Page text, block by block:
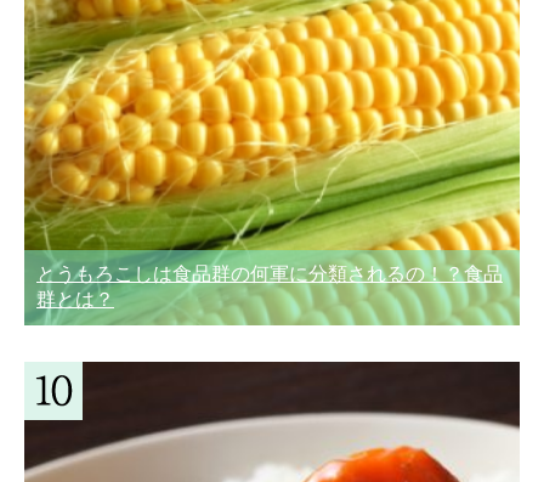
とうもろこしは食品群の何軍に分類されるの！？食品
群とは？